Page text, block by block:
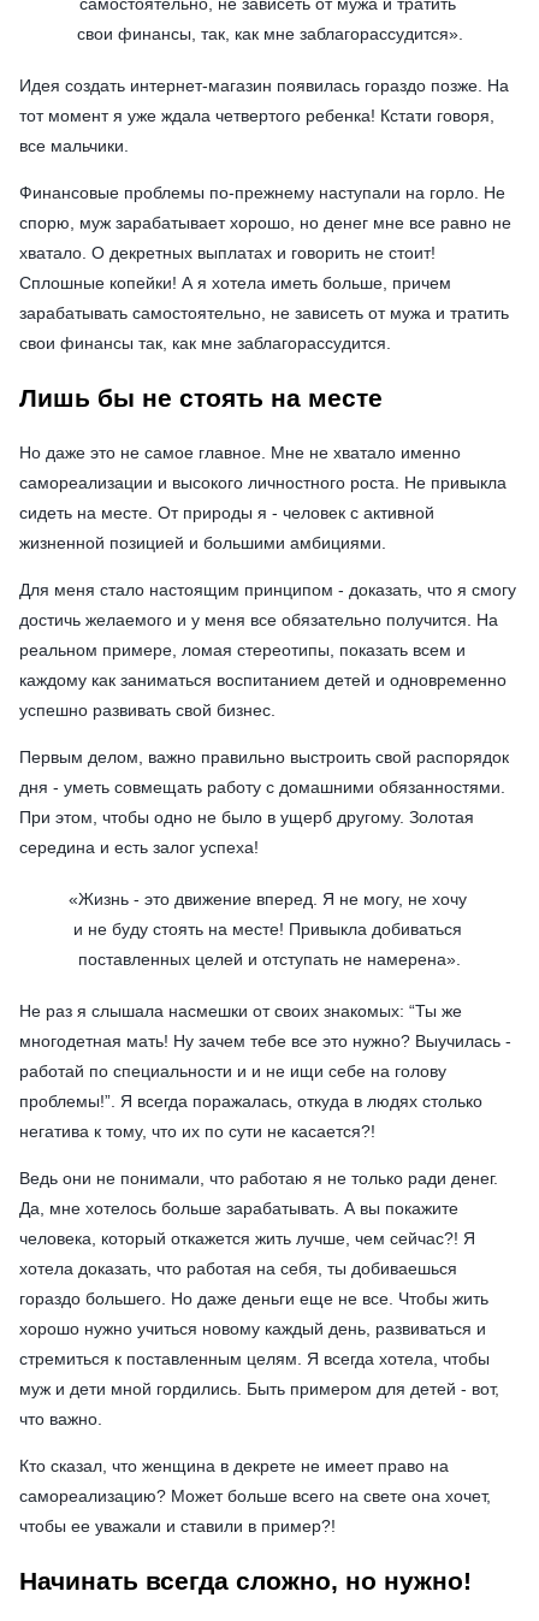
свои финансы, так, как мне заблагорассудится».
Идея создать интернет-магазин появилась гораздо позже. На
тот момент я уже ждала четвертого ребенка! Кстати говоря,
все мальчики.
Финансовые проблемы по-прежнему наступали на горло. Не
спорю, муж зарабатывает хорошо, но денег мне все равно не
хватало. О декретных выплатах и говорить не стоит!
Сплошные копейки! А я хотела иметь больше, причем
зарабатывать самостоятельно, не зависеть от мужа и тратить
свои финансы так, как мне заблагорассудится.
Лишь бы не стоять на месте
Но даже это не самое главное. Мне не хватало именно
самореализации и высокого личностного роста. Не привыкла
сидеть на месте. От природы я - человек с активной
жизненной позицией и большими амбициями.
Для меня стало настоящим принципом - доказать, что я смогу
достичь желаемого и у меня все обязательно получится. На
реальном примере, ломая стереотипы, показать всем и
каждому как заниматься воспитанием детей и одновременно
успешно развивать свой бизнес.
Первым делом, важно правильно выстроить свой распорядок
дня - уметь совмещать работу с домашними обязанностями.
При этом, чтобы одно не было в ущерб другому. Золотая
середина и есть залог успеха!
«Жизнь - это движение вперед. Я не могу, не хочу
и не буду стоять на месте! Привыкла добиваться
поставленных целей и отступать не намерена».
Не раз я слышала насмешки от своих знакомых: “Ты же
многодетная мать! Ну зачем тебе все это нужно? Выучилась -
работай по специальности и и не ищи себе на голову
проблемы!”. Я всегда поражалась, откуда в людях столько
негатива к тому, что их по сути не касается?!
Ведь они не понимали, что работаю я не только ради денег.
Да, мне хотелось больше зарабатывать. А вы покажите
человека, который откажется жить лучше, чем сейчас?! Я
хотела доказать, что работая на себя, ты добиваешься
гораздо большего. Но даже деньги еще не все. Чтобы жить
хорошо нужно учиться новому каждый день, развиваться и
стремиться к поставленным целям. Я всегда хотела, чтобы
муж и дети мной гордились. Быть примером для детей - вот,
что важно.
Кто сказал, что женщина в декрете не имеет право на
самореализацию? Может больше всего на свете она хочет,
чтобы ее уважали и ставили в пример?!
Начинать всегда сложно, но нужно!